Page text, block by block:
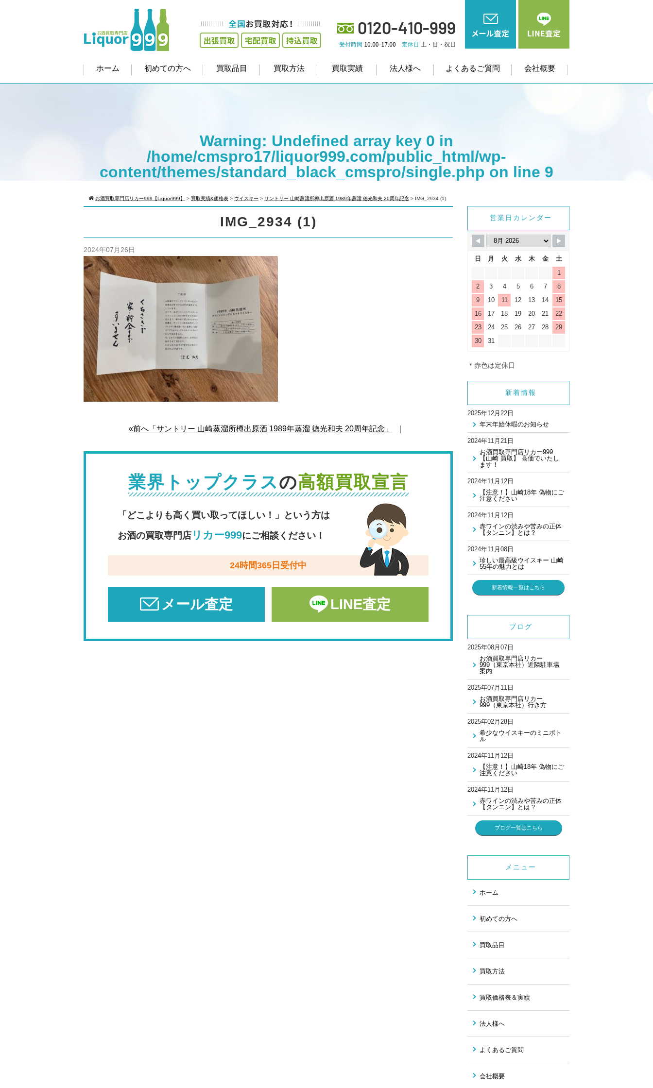
ホーム 初めての方へ 買取品目 買取方法 買取実績 法人様へ よくあるご質問 会社概要
Warning: Undefined array key 0 in
/home/cmspro17/liquor999.com/public_html/wp-
content/themes/standard_black_cmspro/single.php on line 9
Warning: Attempt to read property "cat_name" on null in
/home/cmspro17/liquor999.com/public_html/wp-
content/themes/standard_black_cmspro/single.phpon line9
お酒買取専門店リカー999【Liquor999】 > 買取実績&価格表 > ウイスキー > サントリー 山崎蒸溜所樽出原酒 1989年蒸溜 徳光和夫 20周年記念 > IMG_2934 (1)
IMG_2934 (1)
2024年07月26日
«前へ「サントリー 山崎蒸溜所樽出原酒 1989年蒸溜 徳光和夫 20周年記念」
業界トップクラスの高額買取宣言
「どこよりも高く買い取ってほしい！」という方は
お酒の買取専門店 リカー999にご相談ください！
24時間365日受付中
メール査定 LINE査定
営業日カレンダー
日 月 火 水 木 金
土
1
2
3 4 5 6 7
8
9
10 11 12 13 14
15
16
17 18 19 20 21
22
23
24 25 26 27 28
29
30
31
＊赤色は定休日
新着情報
2025年12月22日
年末年始休暇のお知らせ
2024年11月21日
お酒買取専門店リカー999
【山崎 買取】 高価でいたし
ます！
2024年11月12日
【注意！】山崎18年 偽物にご
注意ください
2024年11月12日
赤ワインの渋みや苦みの正体
【タンニン】とは？
2024年11月08日
珍しい最高級ウイスキー 山崎
55年の魅力とは
新着情報一覧はこちら
ブログ
2025年08月07日
お酒買取専門店リカー
999（東京本社）近隣駐車場
案内
2025年07月11日
お酒買取専門店リカー
999（東京本社）行き方
2025年02月28日
希少なウイスキーのミニボト
ル
2024年11月12日
【注意！】山崎18年 偽物にご
注意ください
2024年11月12日
赤ワインの渋みや苦みの正体
【タンニン】とは？
ブログ一覧はこちら
メニュー
ホーム
初めての方へ
買取品目
買取方法
買取価格表＆実績
法人様へ
よくあるご質問
会社概要